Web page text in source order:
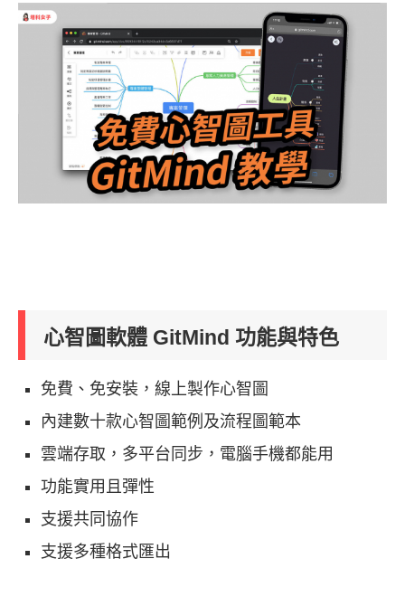
心智圖軟體 GitMind 功能與特色
免費、免安裝，線上製作心智圖
內建數十款心智圖範例及流程圖範本
雲端存取，多平台同步，電腦手機都能用
功能實用且彈性
支援共同協作
支援多種格式匯出